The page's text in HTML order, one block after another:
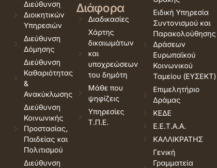
Διεύθυνση
Διοικητικών
Υπηρεσιών
Διεύθυνση
Δόμησης
Διεύθυνση
Καθαριότητας
&
Ανακύκλωσης
Διεύθυνση
Κοινωνικής
Προστασίας,
Παιδείας και
Πολιτισμού
Διεύθυνση
Διάφορα
Διαδικασίες
Χάρτης
δικαιωμάτων
και
υποχρεώσεων
του δημότη
Μάθε που
ψηφίζεις
Υπηρεσίες
Τ.Π.Ε.
Ειδική Υπηρεσία
Συντονισμού και
Παρακολούθησης
Δράσεων
Ευρωπαϊκού
Κοινωνικού
Ταμείου (ΕΥΣΕΚΤ)
Επιμελητήριο
Δράμας
ΚΕΔΕ
Ε.Ε.Τ.Α.Α.
ΚΑΛΛΙΚΡΑΤΗΣ
Γενική
Γραμματεία